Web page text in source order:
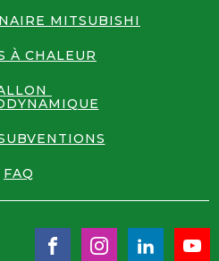
MITSUBISHI
À CHALEUR
FAQ